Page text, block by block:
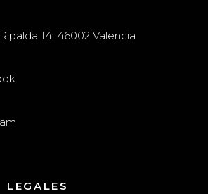
14, 46002 Valencia
LEGALES